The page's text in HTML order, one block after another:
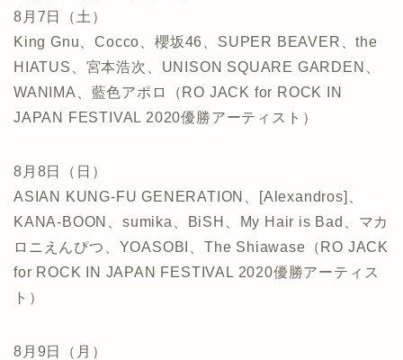
8月7日（土）
King Gnu、Cocco、櫻坂46、SUPER BEAVER、the
HIATUS、宮本浩次、UNISON SQUARE GARDEN、
WANIMA、藍色アポロ（RO JACK for ROCK IN
JAPAN FESTIVAL 2020優勝アーティスト）
8月8日（日）
ASIAN KUNG-FU GENERATION、[Alexandros]、
KANA-BOON、sumika、BiSH、My Hair is Bad、マカ
ロニえんぴつ、YOASOBI、The Shiawase（RO JACK
for ROCK IN JAPAN FESTIVAL 2020優勝アーティス
ト）
8月9日（月）